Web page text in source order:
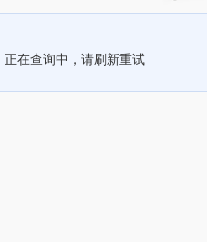
正在查询中，请刷新重试